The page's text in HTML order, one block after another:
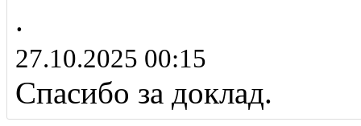
.
27.10.2025 00:15
Спасибо за доклад.